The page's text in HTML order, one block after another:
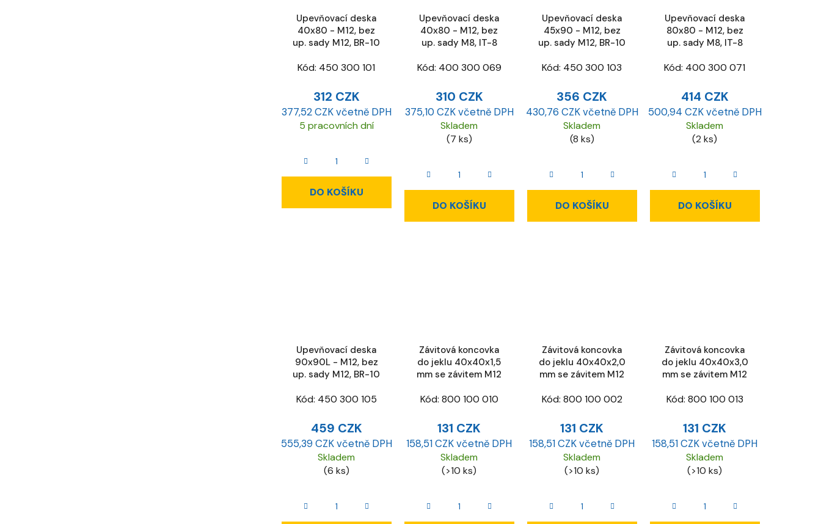
Upevňovací deska
40x80 - M12, bez
up. sady M12, BR-10
Kód: 450 300 101
312 CZK
377,52 CZK včetně DPH
5 pracovních dní
DO KOŠÍKU
Upevňovací deska
40x80 - M12, bez
up. sady M8, IT-8
Kód: 400 300 069
310 CZK
375,10 CZK včetně DPH
Skladem
(7 ks)
DO KOŠÍKU
Upevňovací deska
45x90 - M12, bez
up. sady M12, BR-10
Kód: 450 300 103
356 CZK
430,76 CZK včetně DPH
Skladem
(8 ks)
DO KOŠÍKU
Upevňovací deska
80x80 - M12, bez
up. sady M8, IT-8
Kód: 400 300 071
414 CZK
500,94 CZK včetně DPH
Skladem
(2 ks)
DO KOŠÍKU
Upevňovací deska
90x90L - M12, bez
up. sady M12, BR-10
Kód: 450 300 105
459 CZK
555,39 CZK včetně DPH
Skladem
(6 ks)
Závitová koncovka
do jeklu 40x40x1,5
mm se závitem M12
Kód: 800 100 010
131 CZK
158,51 CZK včetně DPH
Skladem
(>10 ks)
Závitová koncovka
do jeklu 40x40x2,0
mm se závitem M12
Kód: 800 100 002
131 CZK
158,51 CZK včetně DPH
Skladem
(>10 ks)
Závitová koncovka
do jeklu 40x40x3,0
mm se závitem M12
Kód: 800 100 013
131 CZK
158,51 CZK včetně DPH
Skladem
(>10 ks)